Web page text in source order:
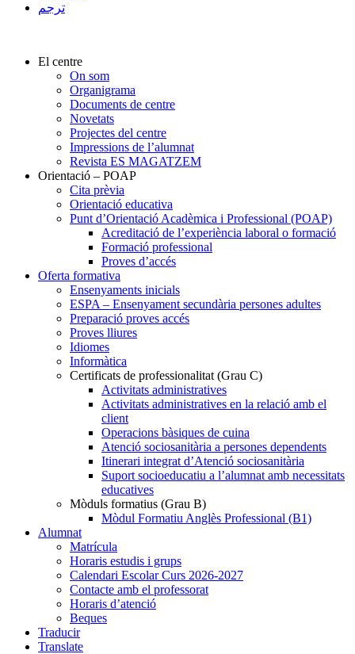
ترجم
El centre
On som
Organigrama
Documents de centre
Novetats
Projectes del centre
Impressions de l’alumnat
Revista ES MAGATZEM
Orientació – POAP
Cita prèvia
Orientació educativa
Punt d’Orientació Acadèmica i Professional (POAP)
Acreditació de l’experiència laboral o formació
Formació professional
Proves d’accés
Oferta formativa
Ensenyaments inicials
ESPA – Ensenyament secundària persones adultes
Preparació proves accés
Proves lliures
Idiomes
Informàtica
Certificats de professionalitat (Grau C)
Activitats administratives
Activitats administratives en la relació amb el
client
Operacions bàsiques de cuina
Atenció sociosanitària a persones dependents
Itinerari integrat d’Atenció sociosanitària
Suport socioeducatiu a l’alumnat amb necessitats
educatives
Mòduls formatius (Grau B)
Mòdul Formatiu Anglès Professional (B1)
Alumnat
Matrícula
Horaris estudis i grups
Calendari Escolar Curs 2026-2027
Contacte amb el professorat
Horaris d’atenció
Beques
Traducir
Translate